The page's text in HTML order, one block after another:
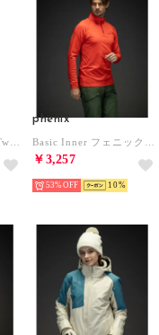
phenix
￥3,257
53% 10